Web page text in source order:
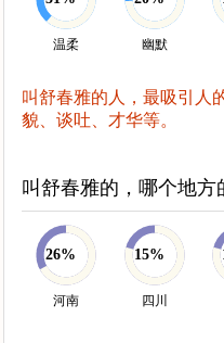
温柔 幽默
叫舒春雅的人，最吸引人
貌、谈吐、才华等。
叫舒春雅的，哪个地方
26%
河南
15%
四川